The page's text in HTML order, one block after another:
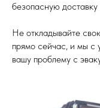
безопасную
Не откладывайте
прямо сейчас, и мы с
вашу проблему с